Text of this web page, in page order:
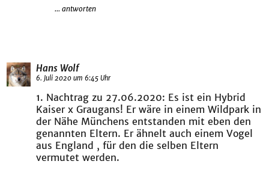
... antworten
Hans Wolf
6. Juli 2020 um 6:45 Uhr
1. Nachtrag zu 27.06.2020: Es ist ein Hybrid
Kaiser x Graugans! Er wäre in einem Wildpark in
der Nähe Münchens entstanden mit eben den
genannten Eltern. Er ähnelt auch einem Vogel
aus England , für den die selben Eltern
vermutet werden.